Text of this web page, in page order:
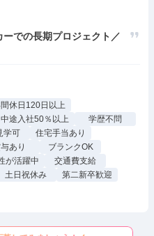
での長期プロジェクト／
休日120日以上
中途入社50％以上
学歴不問
学可
住宅手当あり
あり
ブランクOK
が活躍中
交通費支給
土日祝休み
第二新卒歓迎